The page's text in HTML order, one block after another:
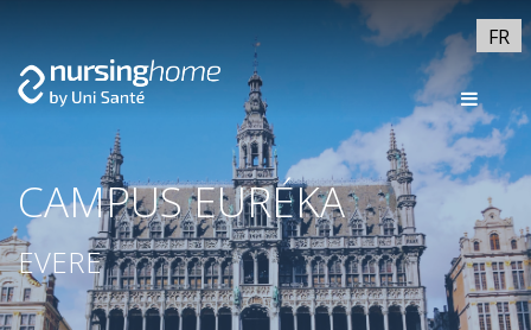
FR
CAMPUS EURÉKA
EVERE